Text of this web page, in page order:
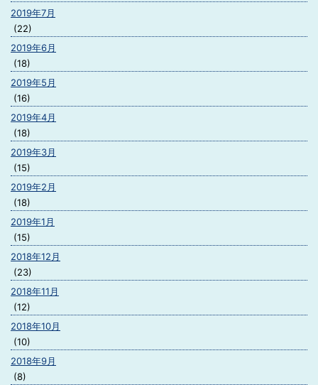
2019年7月
(22)
2019年6月
(18)
2019年5月
(16)
2019年4月
(18)
2019年3月
(15)
2019年2月
(18)
2019年1月
(15)
2018年12月
(23)
2018年11月
(12)
2018年10月
(10)
2018年9月
(8)